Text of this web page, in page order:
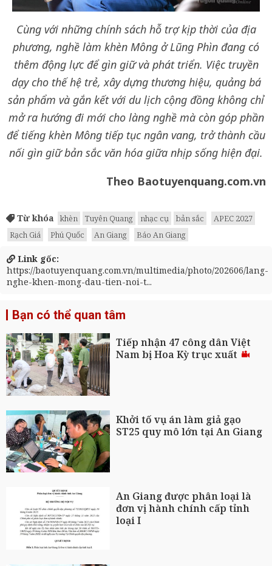
Cùng với những chính sách hỗ trợ kịp thời của địa
phương, nghề làm khèn Mông ở Lũng Phìn đang có
thêm động lực để gìn giữ và phát triển. Việc truyền
dạy cho thế hệ trẻ, xây dựng thương hiệu, quảng bá
sản phẩm và gắn kết với du lịch cộng đồng không chỉ
mở ra hướng đi mới cho làng nghề mà còn góp phần
để tiếng khèn Mông tiếp tục ngân vang, trở thành cầu
nối gìn giữ bản sắc văn hóa giữa nhịp sống hiện đại.
Theo Baotuyenquang.com.vn
Từ khóa khèn Tuyên Quang nhạc cụ bản sắc
APEC 2027
Rạch Giá
Phú Quốc An Giang Báo An Giang
Link gốc:
https://baotuyenquang.com.vn/multimedia/photo/202606/lang-
nghe-khen-mong-dau-tien-noi-t...
Bạn có thể quan tâm
Tiếp nhận 47 công dân Việt
Nam bị Hoa Kỳ trục xuất
Khởi tố vụ án làm giả gạo
ST25 quy mô lớn tại An Giang
An Giang được phân loại là
đơn vị hành chính cấp tỉnh
loại I